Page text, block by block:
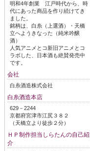
明和4年創業 江戸時代から、時
代にあった商品を作り続けてき
ました。
銘柄は、白糸（上選酒）・天橋
立へようきなった（純米吟醸
酒）
人気アニメとコ新旧アニメとコ
ラボした、日本酒も絶賛発売中
です。
会社
白糸酒造株式会社
白糸酒造本店
629－2244
京都府宮津市江尻３８２
（天橋立より徒歩２分）
ＨＰ制作担当しらたんの自己紹
介